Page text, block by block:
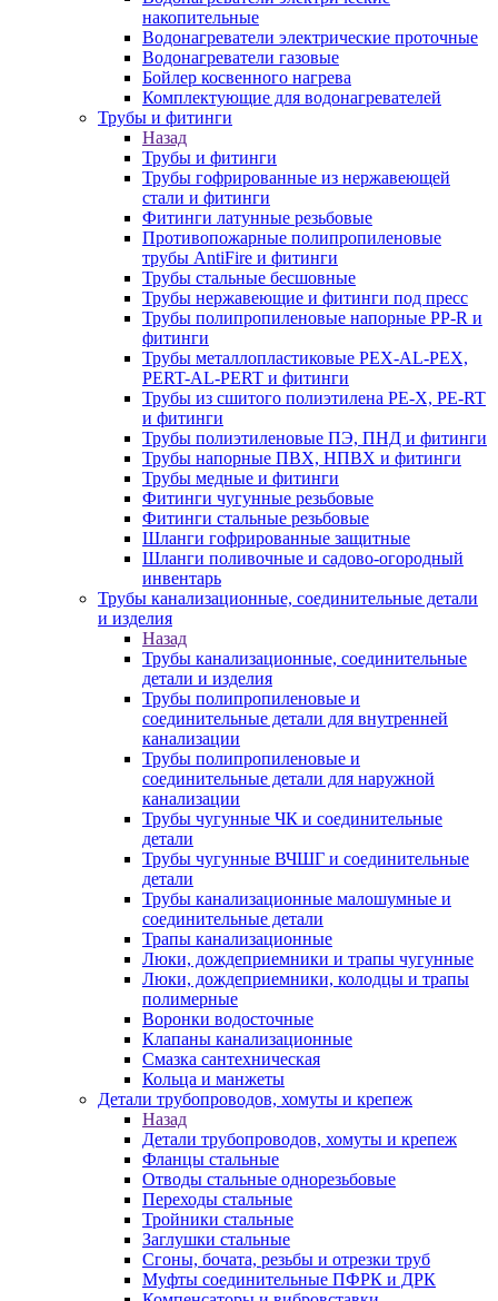
накопительные
Водонагреватели электрические проточные
Водонагреватели газовые
Бойлер косвенного нагрева
Комплектующие для водонагревателей
Трубы и фитинги
Назад
Трубы и фитинги
Трубы гофрированные из нержавеющей
стали и фитинги
Фитинги латунные резьбовые
Противопожарные полипропиленовые
трубы AntiFire и фитинги
Трубы стальные бесшовные
Трубы нержавеющие и фитинги под пресс
Трубы полипропиленовые напорные PP-R и
фитинги
Трубы металлопластиковые PEX-AL-PEX,
PERT-AL-PERT и фитинги
Трубы из сшитого полиэтилена PE-X, PE-RT
и фитинги
Трубы полиэтиленовые ПЭ, ПНД и фитинги
Трубы напорные ПВХ, НПВХ и фитинги
Трубы медные и фитинги
Фитинги чугунные резьбовые
Фитинги стальные резьбовые
Шланги гофрированные защитные
Шланги поливочные и садово-огородный
инвентарь
Трубы канализационные, соединительные детали
и изделия
Назад
Трубы канализационные, соединительные
детали и изделия
Трубы полипропиленовые и
соединительные детали для внутренней
канализации
Трубы полипропиленовые и
соединительные детали для наружной
канализации
Трубы чугунные ЧК и соединительные
детали
Трубы чугунные ВЧШГ и соединительные
детали
Трубы канализационные малошумные и
соединительные детали
Трапы канализационные
Люки, дождеприемники и трапы чугунные
Люки, дождеприемники, колодцы и трапы
полимерные
Воронки водосточные
Клапаны канализационные
Смазка сантехническая
Кольца и манжеты
Детали трубопроводов, хомуты и крепеж
Назад
Детали трубопроводов, хомуты и крепеж
Фланцы стальные
Отводы стальные однорезьбовые
Переходы стальные
Тройники стальные
Заглушки стальные
Сгоны, бочата, резьбы и отрезки труб
Муфты соединительные ПФРК и ДРК